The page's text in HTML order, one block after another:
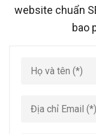
website chuẩn
bao